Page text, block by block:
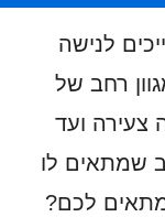
לנישה
רחב של
צעירה ועד
שמתאים לו
לכם?